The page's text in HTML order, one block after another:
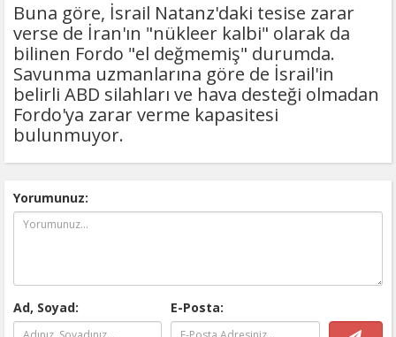
Buna göre, İsrail Natanz'daki tesise zarar
verse de İran'ın "nükleer kalbi" olarak da
bilinen Fordo "el değmemiş" durumda.
Savunma uzmanlarına göre de İsrail'in
belirli ABD silahları ve hava desteği olmadan
Fordo'ya zarar verme kapasitesi
bulunmuyor.
Yorumunuz:
Ad, Soyad: E-Posta: